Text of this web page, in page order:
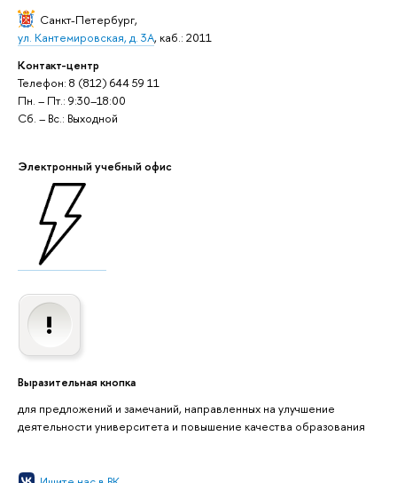
Санкт-Петербург,
ул. Кантемировская, д. 3А, каб.: 2011
Контакт-центр
Телефон: 8 (812) 644 59 11
Пн. – Пт.: 9:30–18:00
Сб. – Вс.: Выходной
Электронный учебный офис
Выразительная кнопка
для предложений и замечаний, направленных на улучшение
деятельности университета и повышение качества образования